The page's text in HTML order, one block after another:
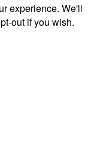
experience. We'll
out if you wish.